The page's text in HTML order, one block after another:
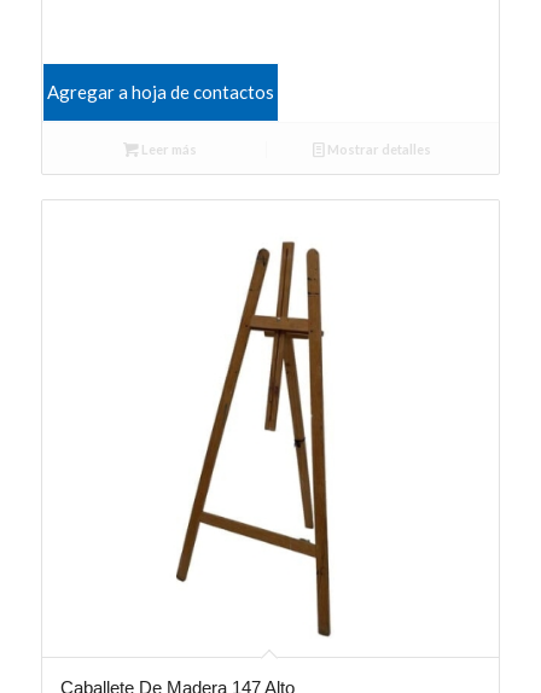
Agregar a hoja de contactos
Leer más Mostrar detalles
Caballete De Madera 147 Alto